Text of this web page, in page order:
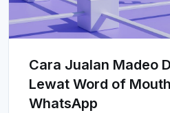
Cara Jualan Madeo
Lewat Word of
WhatsApp